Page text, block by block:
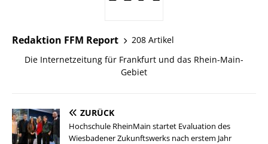
Redaktion FFM Report
208 Artikel
Die Internetzeitung für Frankfurt und das Rhein-Main-
Gebiet
ZURÜCK
Hochschule RheinMain startet Evaluation des
Wiesbadener Zukunftswerks nach erstem Jahr